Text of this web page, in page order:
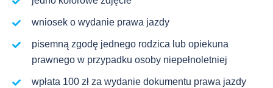
wniosek o wydanie prawa jazdy
pisemną zgodę jednego rodzica lub opiekuna
prawnego w przypadku osoby niepełnoletniej
wpłata 100 zł za wydanie dokumentu prawa jazdy